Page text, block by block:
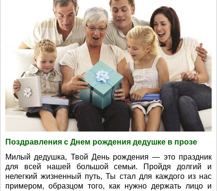
Поздравления с Днем рождения дедушке в прозе
Милый дедушка, Твой День рождения — это праздник
для всей нашей большой семьи. Пройдя долгий и
нелегкий жизненный путь, Ты стал для каждого из нас
примером, образцом того, как нужно держать лицо и